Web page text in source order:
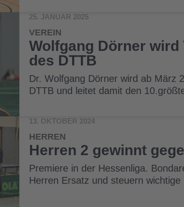
25. JANUAR 2025
VEREIN
Wolfgang Dörner
des DTTB
Dr. Wolfgang Dörner wird ab März
DTTB und leitet damit den
13. OKTOBER 2024
HERREN
Herren 2 gewinnt
Premiere in der Hessenliga.
Herren Ersatz und steuern